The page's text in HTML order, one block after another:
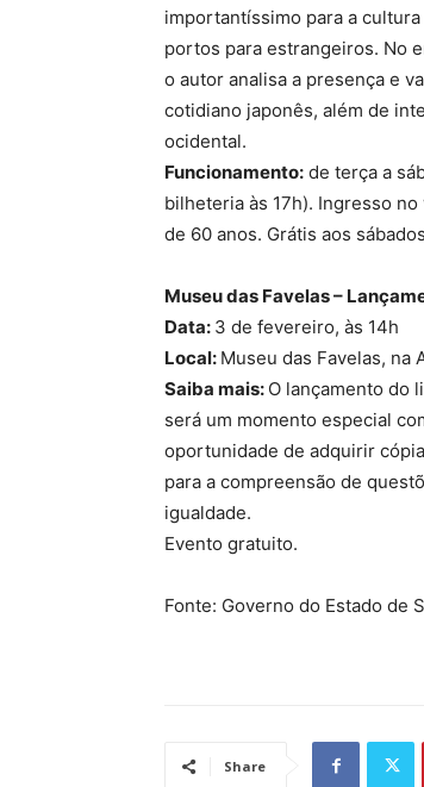
importantíssimo para a
portos para estrangeiros. No
o autor analisa a presença e
cotidiano japonês, além de
ocidental.
Funcionamento: de terça a
bilheteria às 17h). Ingresso
de 60 anos. Grátis aos
Museu das Favelas –
Data: 3 de fevereiro, às 14h
Local: Museu das Favelas, na
Saiba mais: O lançamento do
será um momento especial
oportunidade de adquirir
para a compreensão de
igualdade.
Evento gratuito.
Fonte: Governo do Estado de
Share